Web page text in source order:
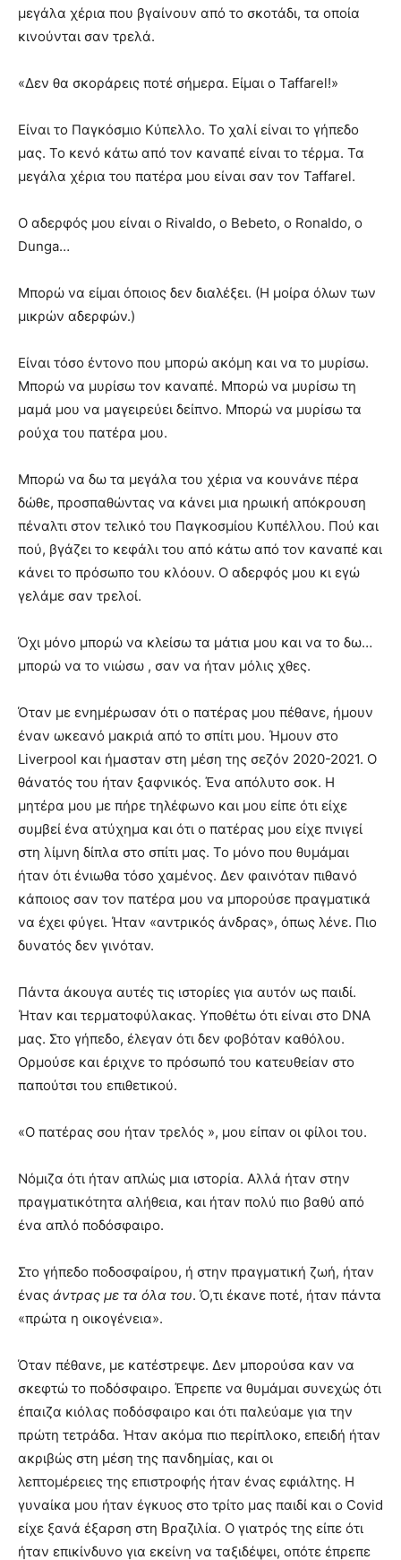
μεγάλα χέρια που βγαίνουν από το σκοτάδι, τα οποία
κινούνται σαν τρελά.
«Δεν θα σκοράρεις ποτέ σήμερα. Είμαι ο Taffarel!»
Είναι το Παγκόσμιο Κύπελλο. Το χαλί είναι το γήπεδο
μας. Το κενό κάτω από τον καναπέ είναι το τέρμα. Τα
μεγάλα χέρια του πατέρα μου είναι σαν τον Taffarel.
Ο αδερφός μου είναι ο Rivaldo, ο Bebeto, ο Ronaldo, ο
Dunga…
Μπορώ να είμαι όποιος δεν διαλέξει. (Η μοίρα όλων των
μικρών αδερφών.)
Είναι τόσο έντονο που μπορώ ακόμη και να το μυρίσω.
Μπορώ να μυρίσω τον καναπέ. Μπορώ να μυρίσω τη
μαμά μου να μαγειρεύει δείπνο. Μπορώ να μυρίσω τα
ρούχα του πατέρα μου.
Μπορώ να δω τα μεγάλα του χέρια να κουνάνε πέρα ​​
δώθε, προσπαθώντας να κάνει μια ηρωική απόκρουση
πέναλτι στον τελικό του Παγκοσμίου Κυπέλλου. Πού και
πού, βγάζει το κεφάλι του από κάτω από τον καναπέ και
κάνει το πρόσωπο του κλόουν. Ο αδερφός μου κι εγώ
γελάμε σαν τρελοί.
Όχι μόνο μπορώ να κλείσω τα μάτια μου και να το δω…
μπορώ να το νιώσω , σαν να ήταν μόλις χθες.
Όταν με ενημέρωσαν ότι ο πατέρας μου πέθανε, ήμουν
έναν ωκεανό μακριά από το σπίτι μου. Ήμουν στο
Liverpool και ήμασταν στη μέση της σεζόν 2020-2021. Ο
θάνατός του ήταν ξαφνικός. Ένα απόλυτο σοκ. Η
μητέρα μου με πήρε τηλέφωνο και μου είπε ότι είχε
συμβεί ένα ατύχημα και ότι ο πατέρας μου είχε πνιγεί
στη λίμνη δίπλα στο σπίτι μας. Το μόνο που θυμάμαι
ήταν ότι ένιωθα τόσο χαμένος. Δεν φαινόταν πιθανό
κάποιος σαν τον πατέρα μου να μπορούσε πραγματικά
να έχει φύγει. Ήταν «αντρικός άνδρας», όπως λένε. Πιο
δυνατός δεν γινόταν.
Πάντα άκουγα αυτές τις ιστορίες για αυτόν ως παιδί.
Ήταν και τερματοφύλακας. Υποθέτω ότι είναι στο DNA
μας. Στο γήπεδο, έλεγαν ότι δεν φοβόταν καθόλου.
Ορμούσε και έριχνε το πρόσωπό του κατευθείαν στο
παπούτσι του επιθετικού.
«Ο πατέρας σου ήταν τρελός », μου είπαν οι φίλοι του.
Νόμιζα ότι ήταν απλώς μια ιστορία. Αλλά ήταν στην
πραγματικότητα αλήθεια, και ήταν πολύ πιο βαθύ από
ένα απλό ποδόσφαιρο.
Στο γήπεδο ποδοσφαίρου, ή στην πραγματική ζωή, ήταν
ένας άντρας με τα όλα του. Ό,τι έκανε ποτέ, ήταν πάντα
«πρώτα η οικογένεια».
Όταν πέθανε, με κατέστρεψε. Δεν μπορούσα καν να
σκεφτώ το ποδόσφαιρο. Έπρεπε να θυμάμαι συνεχώς ότι
έπαιζα κιόλας ποδόσφαιρο και ότι παλεύαμε για την
πρώτη τετράδα. Ήταν ακόμα πιο περίπλοκο, επειδή ήταν
ακριβώς στη μέση της πανδημίας, και οι
λεπτομέρειες της επιστροφής ήταν ένας εφιάλτης. Η
γυναίκα μου ήταν έγκυος στο τρίτο μας παιδί και ο Covid
είχε ξανά έξαρση στη Βραζιλία. Ο γιατρός της είπε ότι
ήταν επικίνδυνο για εκείνη να ταξιδέψει, οπότε έπρεπε